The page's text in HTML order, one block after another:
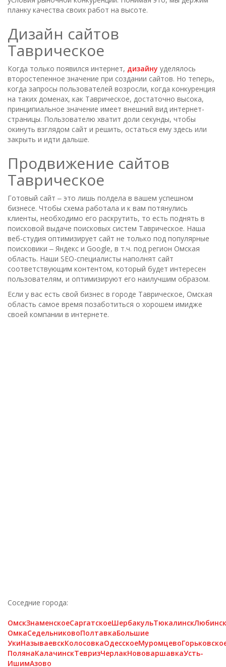
планку качества своих работ на высоте.
Дизайн сайтов
Таврическое
Когда только появился интернет, дизайну уделялось
второстепенное значение при создании сайтов. Но теперь,
когда запросы пользователей возросли, когда конкуренция
на таких доменах, как Таврическое, достаточно высока,
принципиальное значение имеет внешний вид интернет-
страницы. Пользователю хватит доли секунды, чтобы
окинуть взглядом сайт и решить, остаться ему здесь или
закрыть и идти дальше.
Продвижение сайтов
Таврическое
Готовый сайт ‒ это лишь полдела в вашем успешном
бизнесе. Чтобы схема работала и к вам потянулись
клиенты, необходимо его раскрутить, то есть поднять в
поисковой выдаче поисковых систем Таврическое. Наша
веб-студия оптимизирует сайт не только под популярные
поисковики ‒ Яндекс и Google, в т.ч. под регион Омская
область. Наши SEO-специалисты наполнят сайт
соответствующим контентом, который будет интересен
пользователям, и оптимизируют его наилучшим образом.
Если у вас есть свой бизнес в городе Таврическое, Омская
область самое время позаботиться о хорошем имидже
своей компании в интернете.
Соседние города:
ОмскЗнаменскоеСаргатскоеШербакульТюкалинск
ОмкаСедельниковоПолтавкаБольшие
УкиНазываевскКолосовкаОдесскоеМуромцево
ПолянаКалачинскТевризЧерлакНововаршавкаУсть-
ИшимАзово